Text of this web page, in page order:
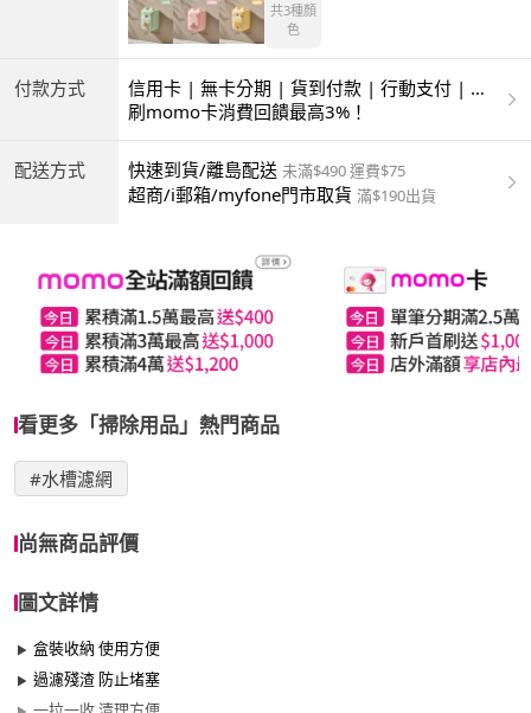
共3種顏
色
付款方式
信用卡 | 無卡分期 | 貨到付款 | 行動支付 | 超
商付款 | ATM | 銀聯卡
刷momo卡消費回饋最高3%！
配送方式 快速到貨/離島配送 未滿$490 運費$75
超商/i郵箱/myfone門市取貨 滿$190出貨
看更多「掃除用品」熱門商品
#水槽濾網
尚無商品評價
圖文詳情
盒裝收納 使用方便
過濾殘渣 防止堵塞